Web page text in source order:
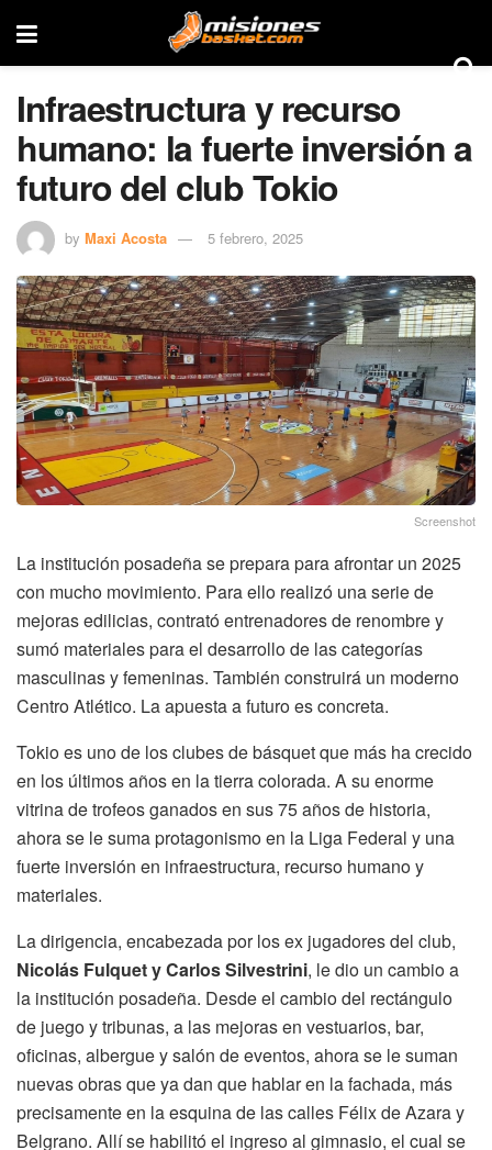
Infraestructura y recurso
humano: la fuerte inversión a
futuro del club Tokio
by Maxi Acosta 5 febrero, 2025
Screenshot
La institución posadeña se prepara para afrontar un 2025
con mucho movimiento. Para ello realizó una serie de
mejoras edilicias, contrató entrenadores de renombre y
sumó materiales para el desarrollo de las categorías
masculinas y femeninas. También construirá un moderno
Centro Atlético. La apuesta a futuro es concreta.
Tokio es uno de los clubes de básquet que más ha crecido
en los últimos años en la tierra colorada. A su enorme
vitrina de trofeos ganados en sus 75 años de historia,
ahora se le suma protagonismo en la Liga Federal y una
fuerte inversión en infraestructura, recurso humano y
materiales.
La dirigencia, encabezada por los ex jugadores del club,
Nicolás Fulquet y Carlos Silvestrini, le dio un cambio a
la institución posadeña. Desde el cambio del rectángulo
de juego y tribunas, a las mejoras en vestuarios, bar,
oficinas, albergue y salón de eventos, ahora se le suman
nuevas obras que ya dan que hablar en la fachada, más
precisamente en la esquina de las calles Félix de Azara y
Belgrano. Allí se habilitó el ingreso al gimnasio, el cual se